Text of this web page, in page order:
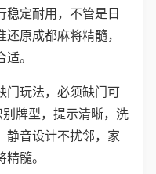
稳定耐用，不管是日
原成都麻将精髓，
。
门玩法，必须缺门可
牌型，提示清晰，洗
静音设计不扰邻，家
髓。